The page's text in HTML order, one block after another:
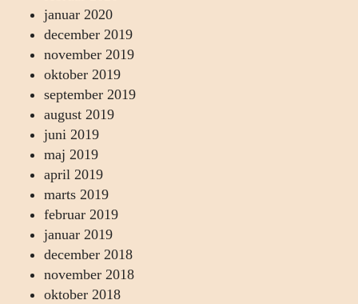
januar 2020
december 2019
november 2019
oktober 2019
september 2019
august 2019
juni 2019
maj 2019
april 2019
marts 2019
februar 2019
januar 2019
december 2018
november 2018
oktober 2018